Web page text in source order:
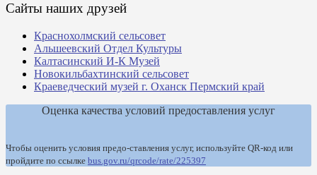
Сайты наших друзей
Краснохолмский сельсовет
Альшеевский Отдел Культуры
Калтасинский И-К Музей
Новокильбахтинский сельсовет
Краеведческий музей г. Оханск Пермский край
Оценка качества условий предоставления услуг
Чтобы оценить условия предо-ставления услуг, используйте QR-код или
пройдите по ссылке bus.gov.ru/qrcode/rate/225397